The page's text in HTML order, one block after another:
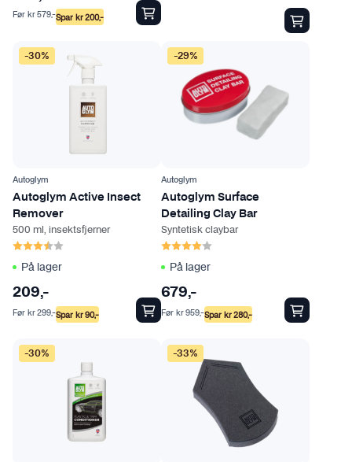
n
p
r
o
d
u
k
t
s
d
Spar kr200,-
Før kr579,-
h
a
r
i
a
n
e
r
A
-30%
Autoglym
Autoglym Active Insect
Remover
500 ml, insektsfjerner
Karakter:
På lager
209,-
Spar kr90,-
Før kr299,-
-29%
Autoglym
Autoglym Surface
Detailing Clay Bar
Syntetisk claybar
Karakter:
På lager
679,-
Spar kr280,-
Før kr959,-
-30% -33%